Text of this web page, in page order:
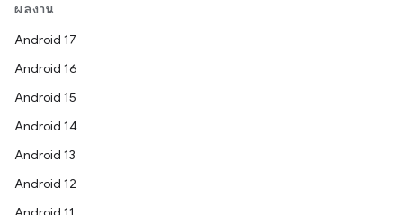
ผลงาน
Android 17
Android 16
Android 15
Android 14
Android 13
Android 12